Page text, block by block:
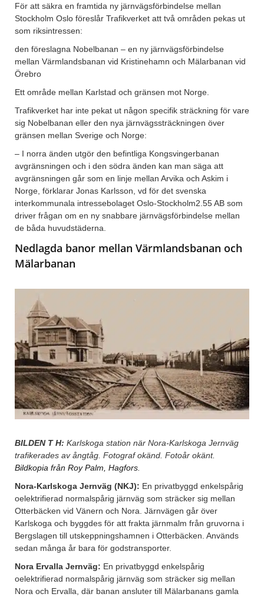
För att säkra en framtida ny järnvägsförbindelse mellan
Stockholm Oslo föreslår Trafikverket att två områden pekas ut
som riksintressen:
den föreslagna Nobelbanan – en ny järnvägsförbindelse
mellan Värmlandsbanan vid Kristinehamn och Mälarbanan vid
Örebro
Ett område mellan Karlstad och gränsen mot Norge.
Trafikverket har inte pekat ut någon specifik sträckning för vare
sig Nobelbanan eller den nya järnvägssträckningen över
gränsen mellan Sverige och Norge:
– I norra änden utgör den befintliga Kongsvingerbanan
avgränsningen och i den södra änden kan man säga att
avgränsningen går som en linje mellan Arvika och Askim i
Norge, förklarar Jonas Karlsson, vd för det svenska
interkommunala intressebolaget Oslo-Stockholm2.55 AB som
driver frågan om en ny snabbare järnvägsförbindelse mellan
de båda huvudstäderna.
Nedlagda banor mellan Värmlandsbanan och
Mälarbanan
BILDEN T H: Karlskoga station när Nora-Karlskoga Jernväg
trafikerades av ångtåg. Fotograf okänd. Fotoår okänt.
Bildkopia från Roy Palm, Hagfors.
Nora-Karlskoga Jernväg (NKJ): En privatbyggd enkelspårig
oelektrifierad normalspårig järnväg som sträcker sig mellan
Otterbäcken vid Vänern och Nora. Järnvägen går över
Karlskoga och byggdes för att frakta järnmalm från gruvorna i
Bergslagen till utskeppningshamnen i Otterbäcken. Används
sedan många år bara för godstransporter.
Nora Ervalla Jernväg: En privatbyggd enkelspårig
oelektrifierad normalspårig järnväg som sträcker sig mellan
Nora och Ervalla, där banan ansluter till Mälarbanans gamla